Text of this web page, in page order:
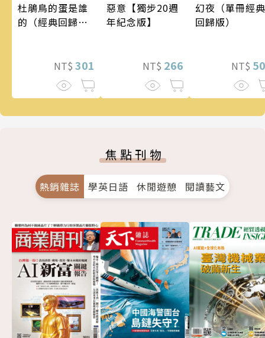
杜鵑鳥的蛋是誰
的（經典回歸
NT$ 301
惡意【獨步20週
年紀念版】
NT$ 266
幻夜（單冊經典
回歸版）
NT$
焦點刊物
熱銷雜誌 學英日語 休閒遊憩 閱讀藝文